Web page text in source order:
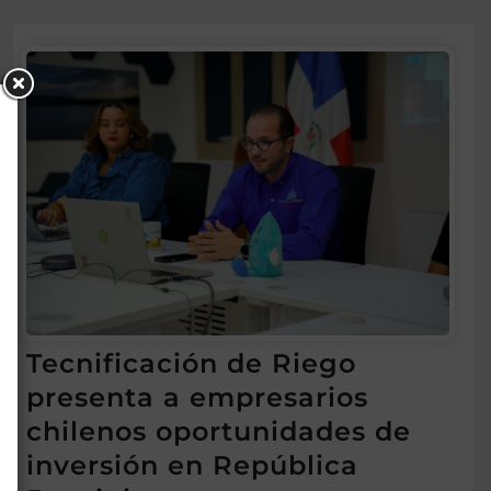
Tecnificación de Riego
presenta a empresarios
chilenos oportunidades de
inversión en República